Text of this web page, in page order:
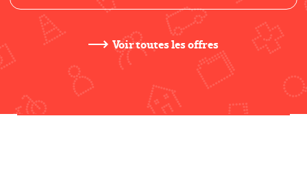
Voir toutes les offres